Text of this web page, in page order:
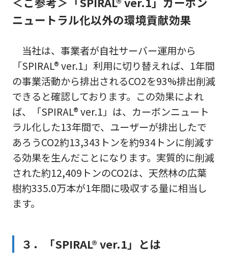
ニュートラル化以外の環境貢献効果
当社は、事業者が自社サーバー運用から
「SPIRAL® ver.1」利用に切り替えれば、1年間
の事業活動から排出されるCO2を93%排出削減
できると確認しております。この効果によれ
ば、「SPIRAL® ver.1」は、カーボンニュート
ラル化した13年間で、ユーザーが排出したで
あろうCO2約13,343トンを約934トンに削減す
る効果を生んだことになります。実質的に削減
された約12,409トンのCO2は、天然林の広葉
樹約335.0万本が1年間に吸収する量に相当し
ます。
３．「SPIRAL® ver.1」とは